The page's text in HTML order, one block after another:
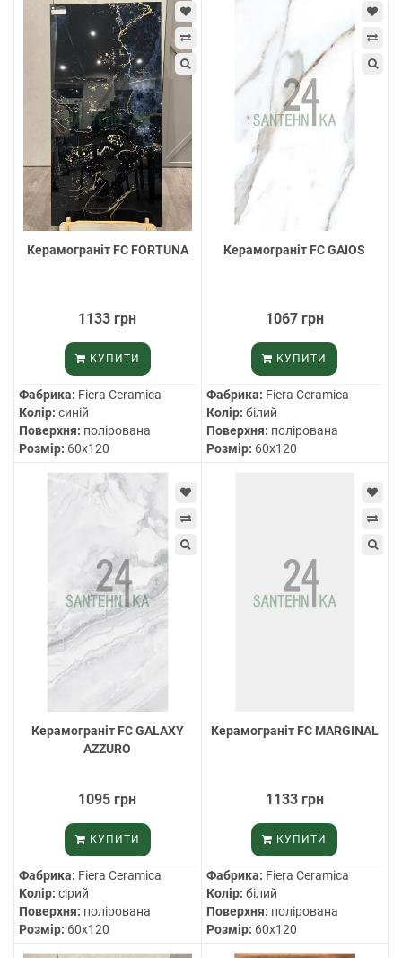
Керамограніт FC FORTUNA
1133 грн
КУПИТИ
Фабрика: Fiera Ceramica
Колір: синій
Поверхня: полірована
Розмір: 60х120
Керамограніт FC GAIOS
1067 грн
КУПИТИ
Фабрика: Fiera Ceramica
Колір: білий
Поверхня: полірована
Розмір: 60х120
Керамограніт FC GALAXY
AZZURO
1095 грн
КУПИТИ
Фабрика: Fiera Ceramica
Колір: сірий
Поверхня: полірована
Розмір: 60х120
Керамограніт FC MARGINAL
1133 грн
КУПИТИ
Фабрика: Fiera Ceramica
Колір: білий
Поверхня: полірована
Розмір: 60х120